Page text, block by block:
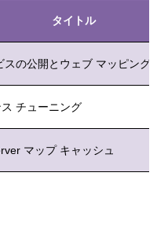
タイトル
の公開とウェブ マッピング
チューニング
マップ キャッシュ